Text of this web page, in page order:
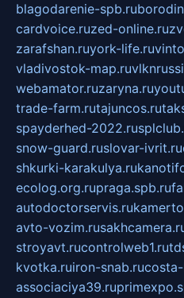
blagodarenie-spb.ru
cardvoice.ruzed-online.ru
zarafshan.ruyork-life.ru
vladivostok-map.ru
webamator.ruzaryna.ru
trade-farm.rutajuncos.ru
spayderhed-2022.ru
snow-guard.ruslovar-ivrit.ru
shkurki-karakulya.ru
ecolog.org.rupraga.spb.ru
autodoctorservis.ru
avto-vozim.ru
stroyavt.rucontrolweb1.ru
kvotka.ruiron-snab.ru
associaciya39.ru